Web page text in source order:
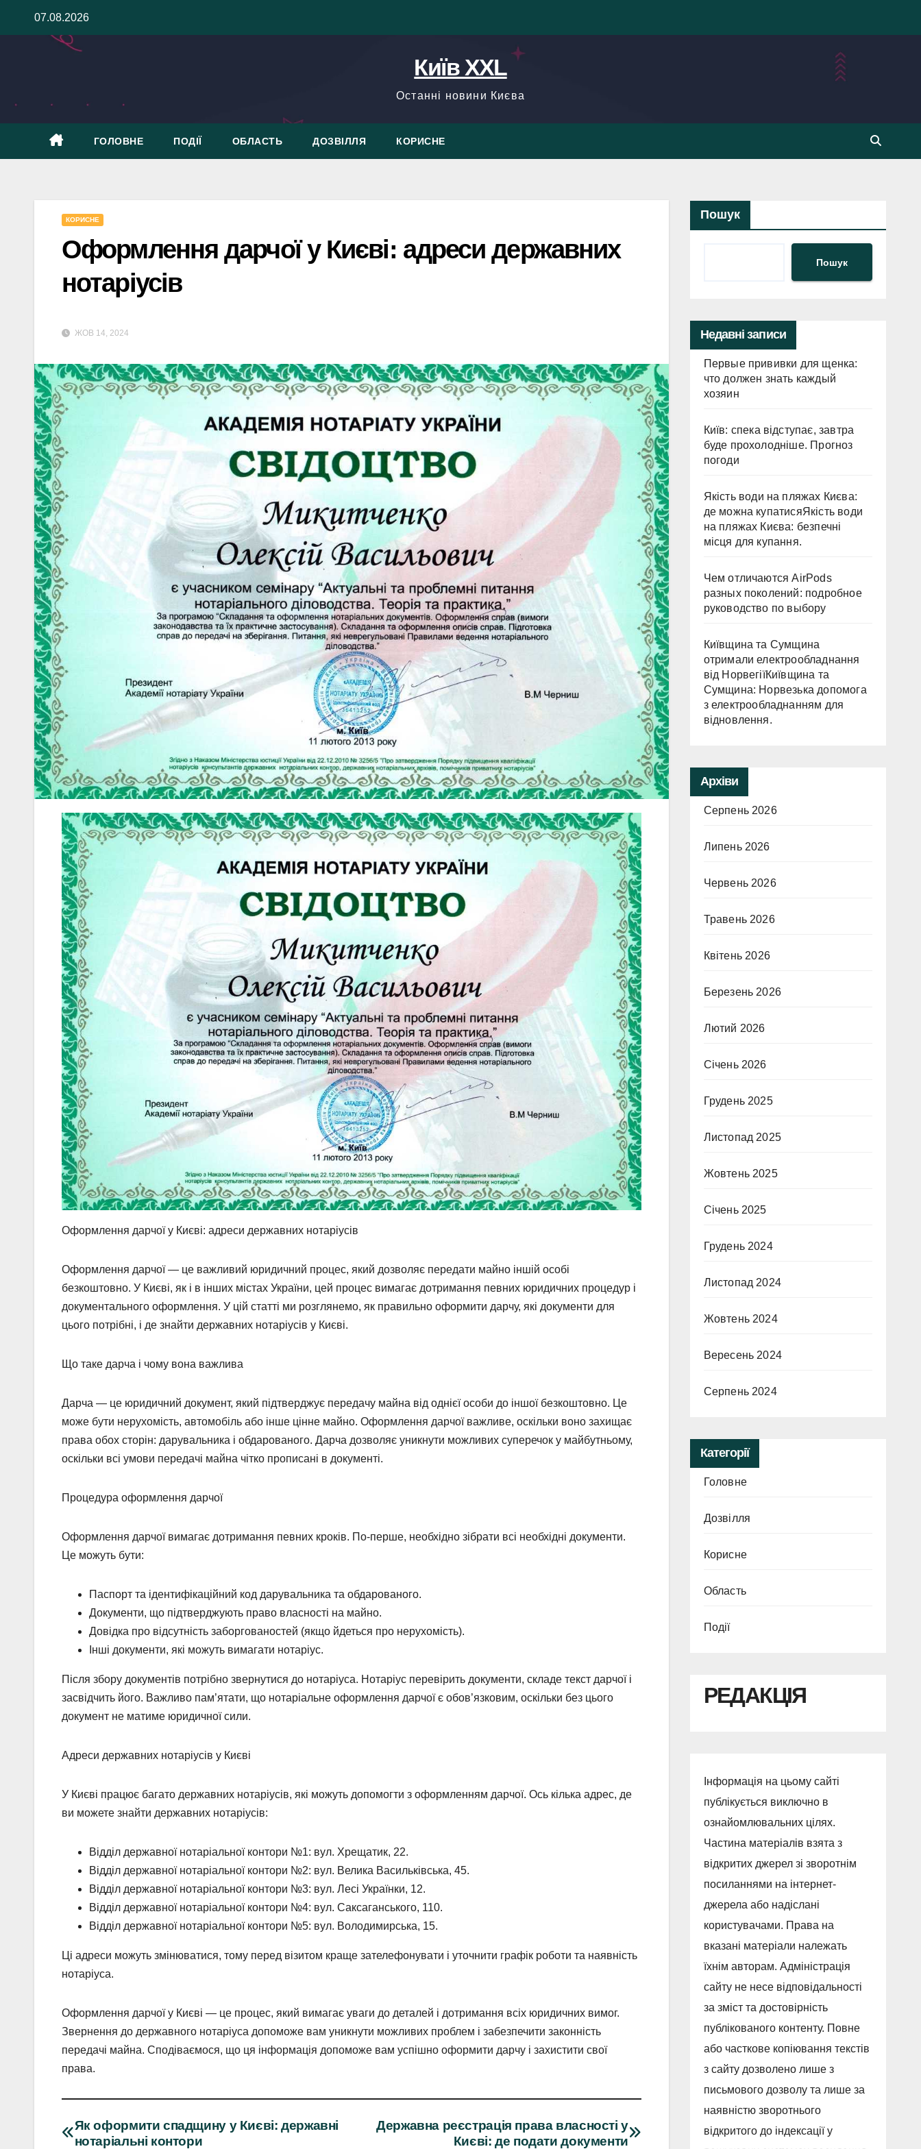
07.08.2026
Київ XXL
Останні новини Києва
ГОЛОВНЕ ПОДІЇ ОБЛАСТЬ ДОЗВІЛЛЯ КОРИСНЕ
КОРИСНЕ
Оформлення дарчої у Києві: адреси державних
нотаріусів
ЖОВ 14, 2024
Оформлення дарчої у Києві: адреси державних нотаріусів
Оформлення дарчої — це важливий юридичний процес, який дозволяє передати майно іншій особі
безкоштовно. У Києві, як і в інших містах України, цей процес вимагає дотримання певних юридичних процедур і
документального оформлення. У цій статті ми розглянемо, як правильно оформити дарчу, які документи для
цього потрібні, і де знайти державних нотаріусів у Києві.
Що таке дарча і чому вона важлива
Дарча — це юридичний документ, який підтверджує передачу майна від однієї особи до іншої безкоштовно. Це
може бути нерухомість, автомобіль або інше цінне майно. Оформлення дарчої важливе, оскільки воно захищає
права обох сторін: дарувальника і обдарованого. Дарча дозволяє уникнути можливих суперечок у майбутньому,
оскільки всі умови передачі майна чітко прописані в документі.
Процедура оформлення дарчої
Оформлення дарчої вимагає дотримання певних кроків. По-перше, необхідно зібрати всі необхідні документи.
Це можуть бути:
Паспорт та ідентифікаційний код дарувальника та обдарованого.
Документи, що підтверджують право власності на майно.
Довідка про відсутність заборгованостей (якщо йдеться про нерухомість).
Інші документи, які можуть вимагати нотаріус.
Після збору документів потрібно звернутися до нотаріуса. Нотаріус перевірить документи, складе текст дарчої і
засвідчить його. Важливо пам’ятати, що нотаріальне оформлення дарчої є обов’язковим, оскільки без цього
документ не матиме юридичної сили.
Адреси державних нотаріусів у Києві
У Києві працює багато державних нотаріусів, які можуть допомогти з оформленням дарчої. Ось кілька адрес, де
ви можете знайти державних нотаріусів:
Відділ державної нотаріальної контори №1: вул. Хрещатик, 22.
Відділ державної нотаріальної контори №2: вул. Велика Васильківська, 45.
Відділ державної нотаріальної контори №3: вул. Лесі Українки, 12.
Відділ державної нотаріальної контори №4: вул. Саксаганського, 110.
Відділ державної нотаріальної контори №5: вул. Володимирська, 15.
Ці адреси можуть змінюватися, тому перед візитом краще зателефонувати і уточнити графік роботи та наявність
нотаріуса.
Оформлення дарчої у Києві — це процес, який вимагає уваги до деталей і дотримання всіх юридичних вимог.
Звернення до державного нотаріуса допоможе вам уникнути можливих проблем і забезпечити законність
передачі майна. Сподіваємося, що ця інформація допоможе вам успішно оформити дарчу і захистити свої
права.
Навігація
Державна реєстрація права власності у
Києві: де подати документи
Як оформити спадщину у Києві: державні
нотаріальні контори
Пошук
Пошук
Недавні записи
Первые прививки для щенка:
что должен знать каждый
хозяин
Київ: спека відступає, завтра
буде прохолодніше. Прогноз
погоди
Якість води на пляжах Києва:
де можна купатисяЯкість води
на пляжах Києва: безпечні
місця для купання.
Чем отличаются AirPods
разных поколений: подробное
руководство по выбору
Київщина та Сумщина
отримали електрообладнання
від НорвегіїКиївщина та
Сумщина: Норвезька допомога
з електрообладнанням для
відновлення.
Архіви
Серпень 2026
Липень 2026
Червень 2026
Травень 2026
Квітень 2026
Березень 2026
Лютий 2026
Січень 2026
Грудень 2025
Листопад 2025
Жовтень 2025
Січень 2025
Грудень 2024
Листопад 2024
Жовтень 2024
Вересень 2024
Серпень 2024
Категорії
Головне
Дозвілля
Корисне
Область
Події
РЕДАКЦІЯ
Інформація на цьому сайті
публікується виключно в
ознайомлювальних цілях.
Частина матеріалів взята з
відкритих джерел зі зворотнім
посиланнями на інтернет-
джерела або надіслані
користувачами. Права на
вказані матеріали належать
їхнім авторам. Адміністрація
сайту не несе відповідальності
за зміст та достовірність
публікованого контенту. Повне
або часткове копіювання текстів
з сайту дозволено лише з
письмового дозволу та лише за
наявністю зворотнього
відкритого до індексації у